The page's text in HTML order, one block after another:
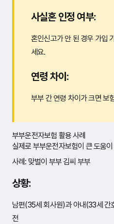
사실혼 인정 여부:
혼인신고가 안 된 경우 가입
세요.
연령 차이:
부부 간 연령 차이가 크면 보
부부운전자보험 활용 사례
실제로 부부운전자보험이 큰 도움
사례: 맞벌이 부부 김씨 부부
상황:
남편(35세 회사원)과 아내(33세 간
전